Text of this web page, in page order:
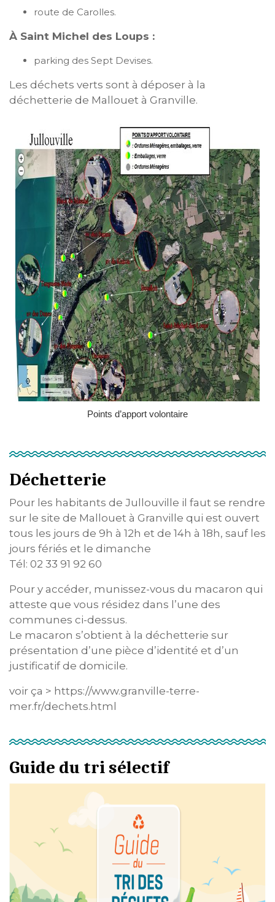
route de Carolles.
À Saint Michel des Loups :
parking des Sept Devises.
Les déchets verts sont à déposer à la
déchetterie de Mallouet à Granville.
Points d’apport volontaire
Déchetterie
Pour les habitants de Jullouville il faut se rendre
sur le site de Mallouet à Granville qui est ouvert
tous les jours de 9h à 12h et de 14h à 18h, sauf les
jours fériés et le dimanche
Tél: 02 33 91 92 60
Pour y accéder, munissez-vous du macaron qui
atteste que vous résidez dans l’une des
communes ci-dessus.
Le macaron s’obtient à la déchetterie sur
présentation d’une pièce d’identité et d’un
justificatif de domicile.
voir ça > https://www.granville-terre-
mer.fr/dechets.html
Guide du tri sélectif